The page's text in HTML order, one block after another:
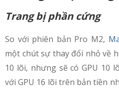
Trang bị phần cứng
So với phiên bản Pro M2,
một chút sự thay đổi nhỏ về
10 lõi, nhưng sẽ có GPU 10
với GPU 16 lõi trên bản tiền